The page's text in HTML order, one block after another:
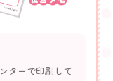
ターで印刷して